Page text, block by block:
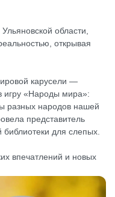
области,
открывая
карусели —
игру «Народы мира»:
разных народов нашей
представитель
для слепых.
впечатлений и новых